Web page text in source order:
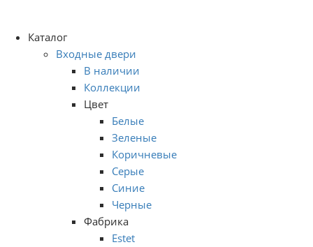
Каталог
Входные двери
В наличии
Коллекции
Цвет
Белые
Зеленые
Коричневые
Серые
Синие
Черные
Фабрика
Estet